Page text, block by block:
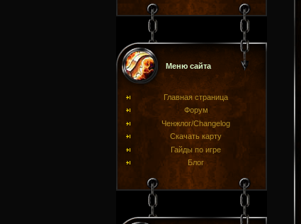
Меню сайта
Главная страница
Форум
Ченжлог/Changelog
Скачать карту
Гайды по игре
Блог